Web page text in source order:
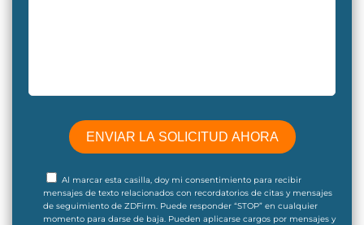
Al marcar esta casilla, doy mi consentimiento para recibir
mensajes de texto relacionados con recordatorios de citas y mensajes
de seguimiento de ZDFirm. Puede responder “STOP” en cualquier
momento para darse de baja. Pueden aplicarse cargos por mensajes y